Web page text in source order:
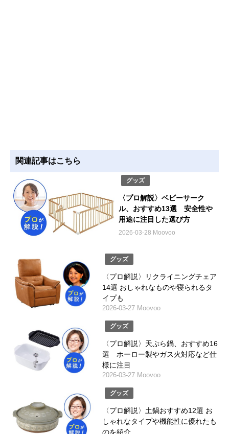
関連記事はこちら
グッズ
〈プロ解説〉ベビーサーク
ル、おすすめ13選 安全性や
用途に注目した選び方
2026-03-28 Moovoo
グッズ
〈プロ解説〉リクライニングチェア
14選 おしゃれなものや寝られるタ
イプも
2026-03-27 Moovoo
グッズ
〈プロ解説〉天ぷら鍋、おすすめ16
選 ホーロー製やガス火対応など仕
様に注目
2026-03-27 Moovoo
グッズ
〈プロ解説〉土鍋おすすめ12選 お
しゃれなタイプや機能性に優れたも
のを紹介